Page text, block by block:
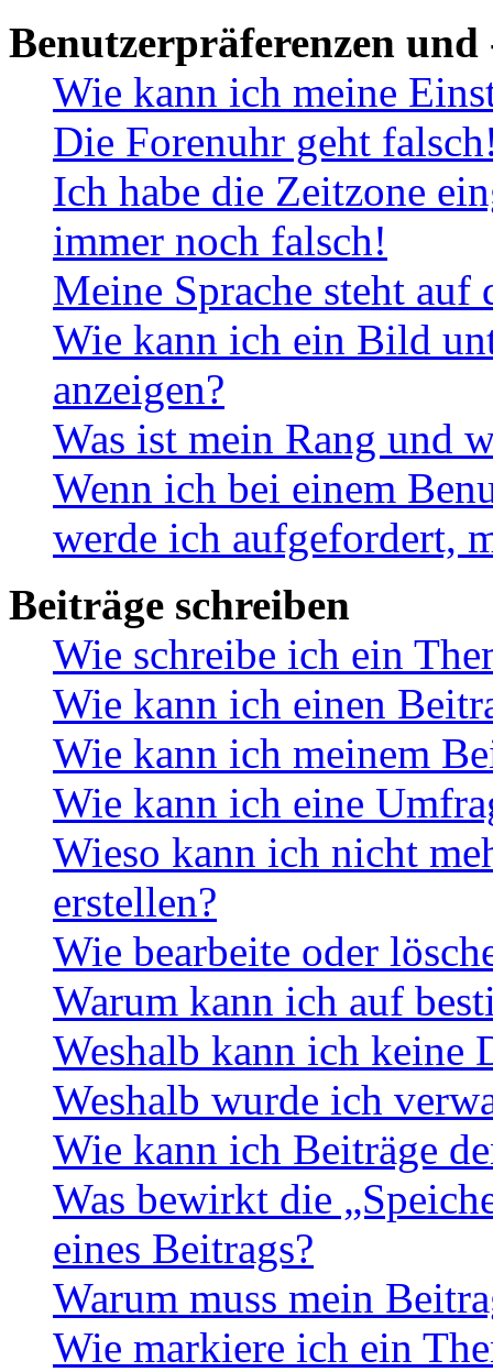
Benutzerpräferenzen und
Wie kann ich meine
Die Forenuhr geht
Ich habe die Zeitzone
immer noch falsch!
Meine Sprache steht
Wie kann ich ein Bild
anzeigen?
Was ist mein Rang und
Wenn ich bei einem
werde ich aufgefordert,
Beiträge schreiben
Wie schreibe ich ein
Wie kann ich einen
Wie kann ich meinem
Wie kann ich eine
Wieso kann ich nicht
erstellen?
Wie bearbeite oder
Warum kann ich auf
Weshalb kann ich keine
Weshalb wurde ich
Wie kann ich Beiträge
Was bewirkt die
eines Beitrags?
Warum muss mein
Wie markiere ich ein